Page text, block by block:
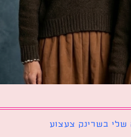
צעצוע